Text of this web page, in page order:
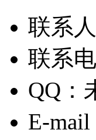
联系人
联系
QQ：
E-mail